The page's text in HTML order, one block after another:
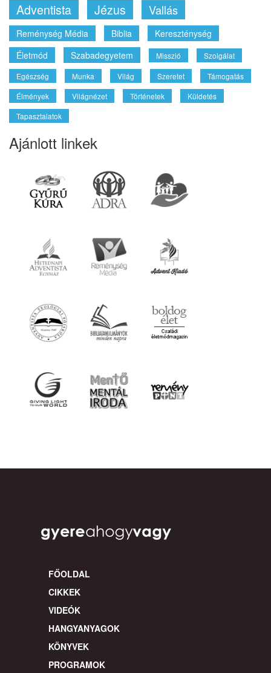
Adventista Jézus Vallás
Reménység Média Biblia
Kereszténység
Életmód
Szabadegyetem Misszió
Szolgálat
Egészség
Munka Világ Szeretet
Támogatás
Élmények
Világnézet Történetek
Küldetés
Tapasztalatok
Ajánlott linkek
FŐOLDAL
CIKKEK
VIDEÓK
HANGYANYAGOK
KÖNYVEK
PROGRAMOK